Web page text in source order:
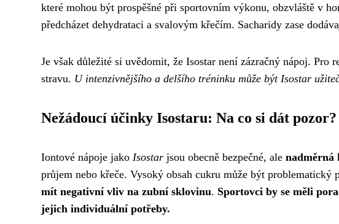
které mohou být prospěšné při sportovním výkonu, obzvláště v
předcházet dehydrataci a svalovým křečím. Sacharidy zase
Je však důležité si uvědomit, že Isostar není zázračný nápoj.
stravu. U intenzivnějšího a delšího tréninku může být Isostar
Nežádoucí účinky Isostaru: Na co si dát pozor?
Iontové nápoje jako Isostar jsou obecně bezpečné, ale nadměrná
průjem nebo křeče. Vysoký obsah cukru může být
mít negativní vliv na zubní sklovinu. Sportovci by se měli
jejich individuální potřeby.